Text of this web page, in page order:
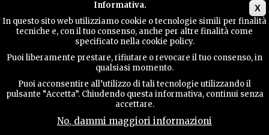
X
Informativa.
In questo sito web utilizziamo cookie o tecnologie simili per finalità
tecniche e, con il tuo consenso, anche per altre finalità come
specificato nella cookie policy.
Puoi liberamente prestare, rifiutare o revocare il tuo consenso, in
qualsiasi momento.
Puoi acconsentire all’utilizzo di tali tecnologie utilizzando il
pulsante “Accetta”. Chiudendo questa informativa, continui senza
accettare.
No, dammi maggiori informazioni
TERRITORY
CONTACTS
Pagination First
page
« Prima
Previous
page
‹‹ Page
1 Page
2
Current
page
3